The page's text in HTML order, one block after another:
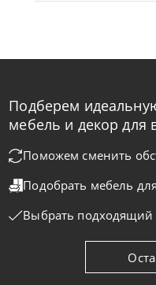
Bontempi
На заказ 45-90 дн
на выбор на
Подберем
мебель и декор для
Поможем сменить
Подобрать мебель
Выбрать подходящий